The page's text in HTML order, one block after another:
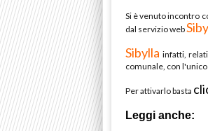
Si è venuto incontro
dal servizio web
Sibylla infatti,
comunale, con
Per attivarlo basta
Leggi anche: